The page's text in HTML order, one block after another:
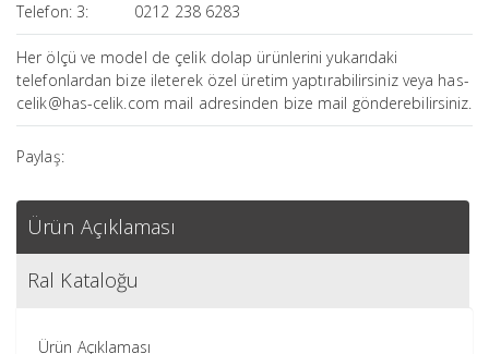
Telefon: 3:
0212 238 6283
Her ölçü ve model de çelik dolap ürünlerini yukarıdaki
telefonlardan bize ileterek özel üretim yaptırabilirsiniz veya has-
celik@has-celik.com mail adresinden bize mail gönderebilirsiniz.
Paylaş:
Ürün Açıklaması
Ral Kataloğu
Ürün Açıklaması